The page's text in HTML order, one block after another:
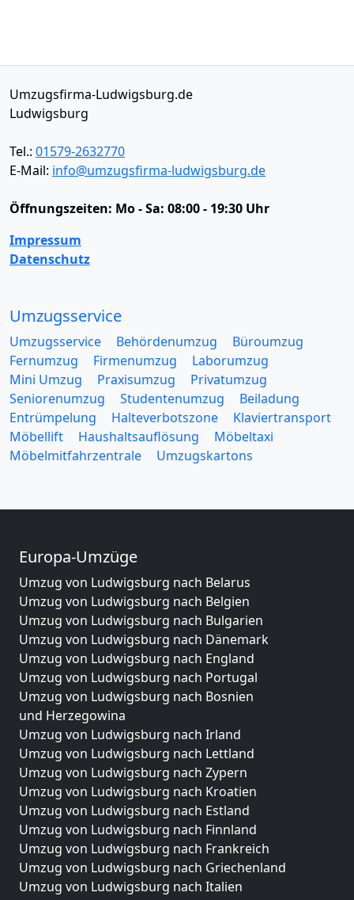
Umzugsfirma-Ludwigsburg.de
Ludwigsburg
Tel.: 01579-2632770
E-Mail: info@umzugsfirma-ludwigsburg.de
Öffnungszeiten: Mo - Sa: 08:00 - 19:30 Uhr
Impressum
Datenschutz
Umzugsservice
Umzugsservice Behördenumzug
Büroumzug
Fernumzug
Firmenumzug
Laborumzug
Mini Umzug
Praxisumzug
Privatumzug
Seniorenumzug
Studentenumzug
Beiladung
Entrümpelung
Halteverbotszone
Klaviertransport
Möbellift
Haushaltsauflösung
Möbeltaxi
Möbelmitfahrzentrale
Umzugskartons
Europa-Umzüge
Umzug von Ludwigsburg nach Belarus
Umzug von Ludwigsburg nach Belgien
Umzug von Ludwigsburg nach Bulgarien
Umzug von Ludwigsburg nach Dänemark
Umzug von Ludwigsburg nach England
Umzug von Ludwigsburg nach Portugal
Umzug von Ludwigsburg nach Bosnien
und Herzegowina
Umzug von Ludwigsburg nach Irland
Umzug von Ludwigsburg nach Lettland
Umzug von Ludwigsburg nach Zypern
Umzug von Ludwigsburg nach Kroatien
Umzug von Ludwigsburg nach Estland
Umzug von Ludwigsburg nach Finnland
Umzug von Ludwigsburg nach Frankreich
Umzug von Ludwigsburg nach Griechenland
Umzug von Ludwigsburg nach Italien